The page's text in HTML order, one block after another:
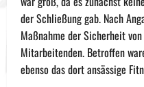
der Schließung gab. Nach
Maßnahme der Sicherheit
Mitarbeitenden. Betroffen
ebenso das dort ansässige